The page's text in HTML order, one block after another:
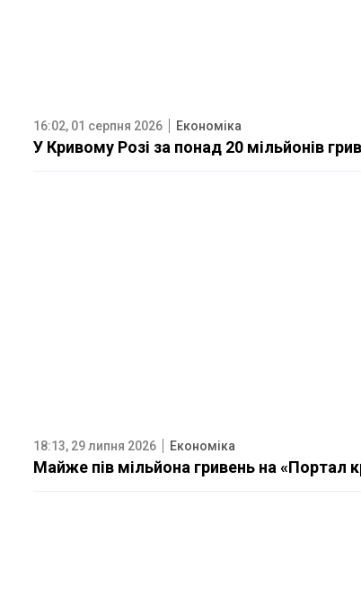
16:02, 01 серпня 2026 Економіка
У Кривому Розі за понад 20 мільйонів
18:13, 29 липня 2026 Економіка
Майже пів мільйона гривень на «Портал